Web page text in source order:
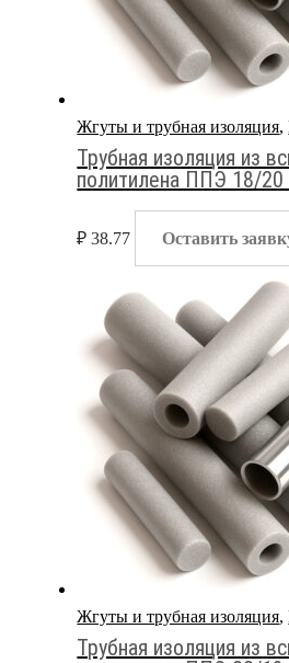
Жгуты и трубная изоляция,
Трубная изоляция из
политилена ППЭ 18/
₽ 38.77 Оставить
Жгуты и трубная изоляция,
Трубная изоляция из